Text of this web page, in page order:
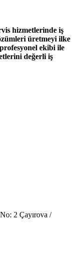
hizmetlerinde iş
üretmeyi ilke
ekibi ile
değerli iş
2 Çayırova /